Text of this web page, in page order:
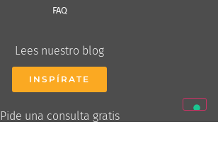
FAQ
Lees nuestro blog
INSPÍRATE
Pide una consulta gratis